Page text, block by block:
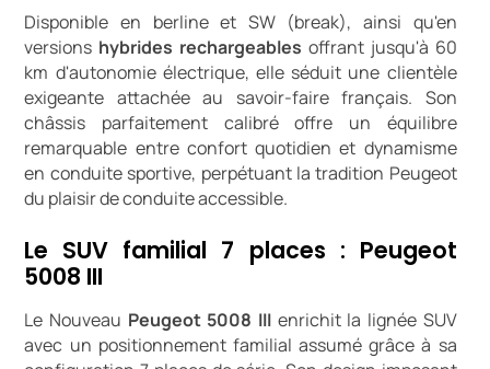
Disponible en berline et SW (break), ainsi qu'en
versions hybrides rechargeables offrant jusqu'à 60
km d'autonomie électrique, elle séduit une clientèle
exigeante attachée au savoir-faire français. Son
châssis parfaitement calibré offre un équilibre
remarquable entre confort quotidien et dynamisme
en conduite sportive, perpétuant la tradition Peugeot
du plaisir de conduite accessible.
Le SUV familial 7 places : Peugeot
5008 III
Le Nouveau Peugeot 5008 III enrichit la lignée SUV
avec un positionnement familial assumé grâce à sa